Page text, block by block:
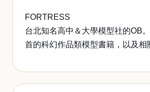
FORTRESS
台北知名高中＆大學模型社的OB
首的科幻作品類模型書籍，以及相